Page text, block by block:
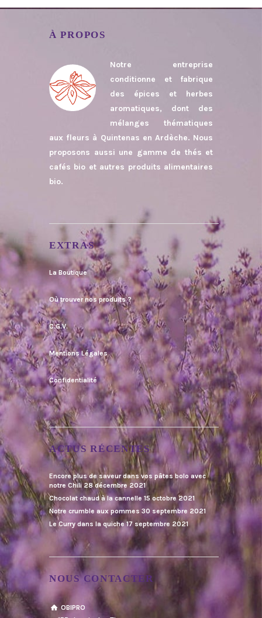
À PROPOS
Notre entreprise
conditionne et fabrique
des épices et herbes
aromatiques, dont des
mélanges thématiques
aux fleurs à Quintenas en Ardèche. Nous
proposons aussi une gamme de thés et
cafés bio et autres produits alimentaires
bio.
EXTRAS
La Boutique
Où trouver nos produits ?
C.G.V.
Mentions Légales
Confidentialité
ACTUS RÉCENTES
Encore plus de saveur dans vos pâtes bolo avec
notre Chili 28 décembre 2021
Chocolat chaud à la cannelle 15 octobre 2021
Notre crumble aux pommes 30 septembre 2021
Le Curry dans la quiche 17 septembre 2021
NOUS CONTACTER
OBIPRO